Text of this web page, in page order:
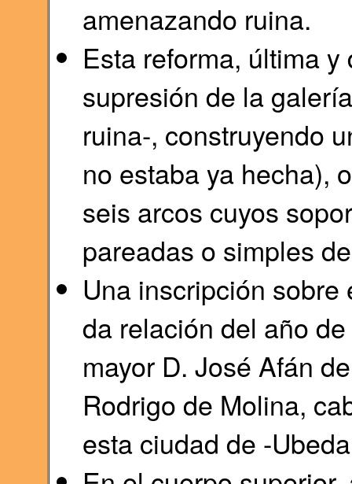
amenazando ruina.
Esta reforma, última
supresión de la
ruina-, construyendo
no estaba ya hecha),
seis arcos cuyos
pareadas o simples
Una inscripción
da relación del año
mayor D. José Afán
Rodrigo de Molina,
esta ciudad de -